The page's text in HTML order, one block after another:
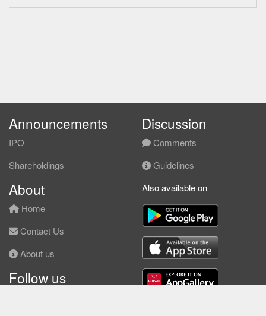
Announcements
IPO
Shareholdings
Discussion
Comments
Guidelines
About
Home
Contact Us
About us
Follow us
Also available on